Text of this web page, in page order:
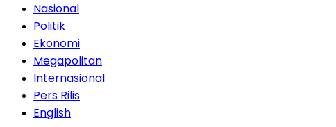
Nasional
Politik
Ekonomi
Megapolitan
Internasional
Pers Rilis
English